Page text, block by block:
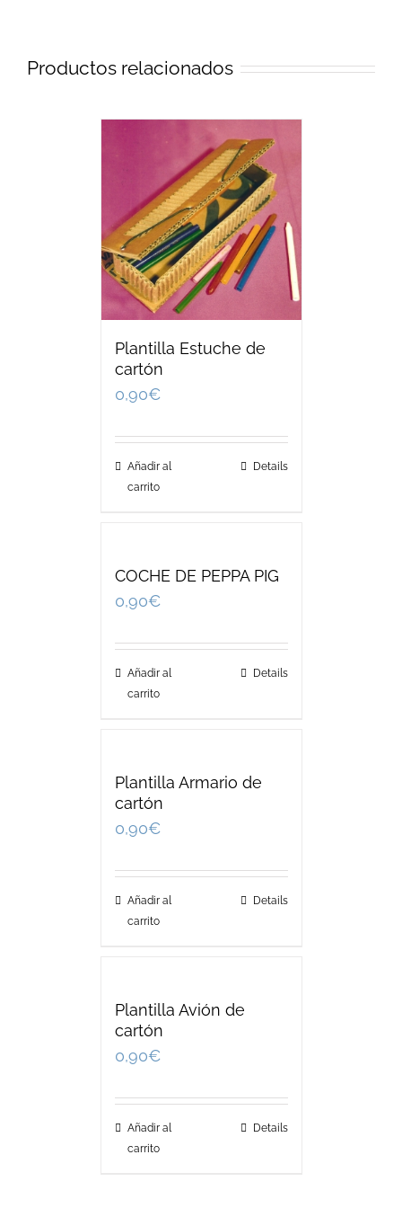
Productos relacionados
Plantilla Estuche de
cartón
0,90€
Añadir al
carrito
Details
COCHE DE PEPPA PIG
0,90€
Añadir al
carrito
Details
Plantilla Armario de
cartón
0,90€
Añadir al
carrito
Details
Plantilla Avión de
cartón
0,90€
Añadir al
carrito
Details